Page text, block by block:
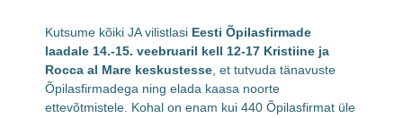
Kutsume kõiki JA vilistlasi Eesti Õpilasfirmade
laadale 14.-15. veebruaril kell 12-17 Kristiine ja
Rocca al Mare keskustesse, et tutvuda tänavuste
Õpilasfirmadega ning elada kaasa noorte
ettevõtmistele. Kohal on enam kui 440 Õpilasfirmat üle